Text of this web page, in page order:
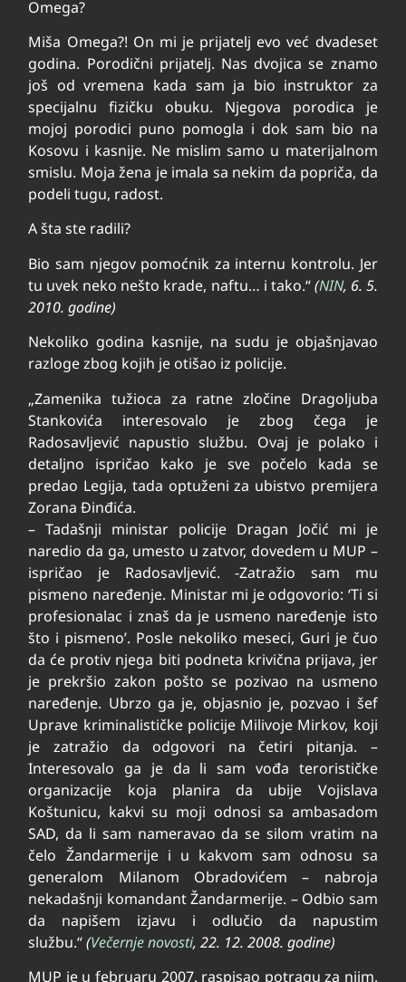
Omega?
Miša Omega?! On mi je prijatelj evo već dvadeset
godina. Porodični prijatelj. Nas dvojica se znamo
još od vremena kada sam ja bio instruktor za
specijalnu fizičku obuku. Njegova porodica je
mojoj porodici puno pomogla i dok sam bio na
Kosovu i kasnije. Ne mislim samo u materijalnom
smislu. Moja žena je imala sa nekim da popriča, da
podeli tugu, radost.
A šta ste radili?
Bio sam njegov pomoćnik za internu kontrolu. Jer
tu uvek neko nešto krade, naftu… i tako.“(NIN, 6. 5.
2010. godine)
Nekoliko godina kasnije, na sudu je objašnjavao
razloge zbog kojih je otišao iz policije.
„Zamenika tužioca za ratne zločine Dragoljuba
Stankovića interesovalo je zbog čega je
Radosavljević napustio službu. Ovaj je polako i
detaljno ispričao kako je sve počelo kada se
predao Legija, tada optuženi za ubistvo premijera
Zorana Đinđića.
– Tadašnji ministar policije Dragan Jočić mi je
naredio da ga, umesto u zatvor, dovedem u MUP –
ispričao je Radosavljević. -Zatražio sam mu
pismeno naređenje. Ministar mi je odgovorio: ‘Ti si
profesionalac i znaš da je usmeno naređenje isto
što i pismeno’. Posle nekoliko meseci, Guri je čuo
da će protiv njega biti podneta krivična prijava, jer
je prekršio zakon pošto se pozivao na usmeno
naređenje. Ubrzo ga je, objasnio je, pozvao i šef
Uprave kriminalističke policije Milivoje Mirkov, koji
je zatražio da odgovori na četiri pitanja. –
Interesovalo ga je da li sam vođa terorističke
organizacije koja planira da ubije Vojislava
Koštunicu, kakvi su moji odnosi sa ambasadom
SAD, da li sam nameravao da se silom vratim na
čelo Žandarmerije i u kakvom sam odnosu sa
generalom Milanom Obradovićem – nabroja
nekadašnji komandant Žandarmerije. – Odbio sam
da napišem izjavu i odlučio da napustim
službu.“(Večernje novosti, 22. 12. 2008. godine)
MUP je u februaru 2007. ras­pi­sa­o po­tragu za njim,